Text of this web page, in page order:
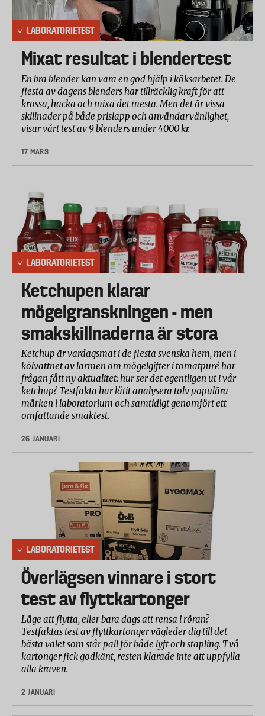
LABORATORIETEST
Mixat resultat i blendertest
En bra blender kan vara en god hjälp i köksarbetet. De
flesta av dagens blenders har tillräcklig kraft för att
krossa, hacka och mixa det mesta. Men det är vissa
skillnader på både prislapp och användarvänlighet,
visar vårt test av 9 blenders under 4000 kr.
17 MARS
LABORATORIETEST
Ketchupen klarar
mögelgranskningen - men
smakskillnaderna är stora
Ketchup är vardagsmat i de flesta svenska hem, men i
kölvattnet av larmen om mögelgifter i tomatpuré har
frågan fått ny aktualitet: hur ser det egentligen ut i vår
ketchup? Testfakta har låtit analysera tolv populära
märken i laboratorium och samtidigt genomfört ett
omfattande smaktest.
26 JANUARI
LABORATORIETEST
Överlägsen vinnare i stort
test av flyttkartonger
Läge att flytta, eller bara dags att rensa i röran?
Testfaktas test av flyttkartonger vägleder dig till det
bästa valet som står pall för både lyft och stapling. Två
kartonger fick godkänt, resten klarade inte att uppfylla
alla kraven.
2 JANUARI